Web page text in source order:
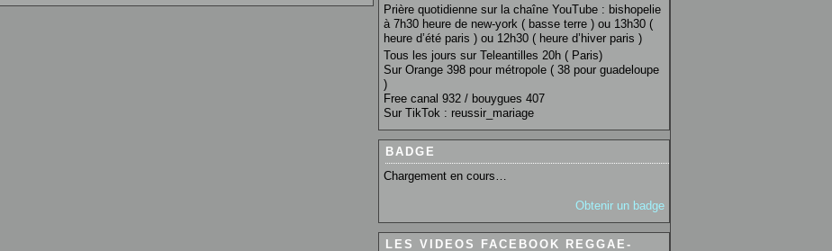
Prière quotidienne sur la chaîne YouTube : bishopelie
à 7h30 heure de new-york ( basse terre ) ou 13h30 (
heure d’été paris ) ou 12h30 ( heure d’hiver paris )
Tous les jours sur Teleantilles 20h ( Paris)
Sur Orange 398 pour métropole ( 38 pour guadeloupe
)
Free canal 932 / bouygues 407
Sur TikTok : reussir_mariage
BADGE
Chargement en cours…
Obtenir un badge
LES VIDEOS FACEBOOK REGGAE-